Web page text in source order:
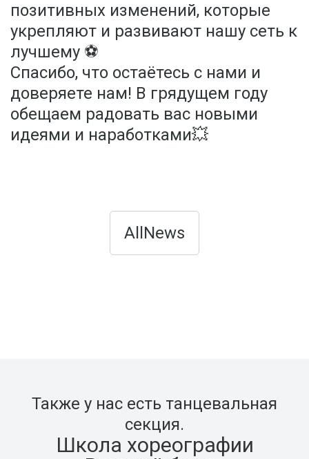
позитивных изменений, которые
укрепляют и развивают нашу сеть к
лучшему ⚽️
Спасибо, что остаётесь с нами и
доверяете нам! В грядущем году
обещаем радовать вас новыми
идеями и наработками💥
AllNews
Также у нас есть танцевальная
секция.
Школа хореографии